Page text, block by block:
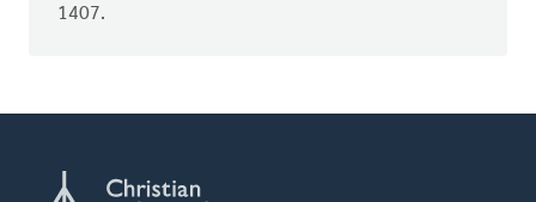
1407.